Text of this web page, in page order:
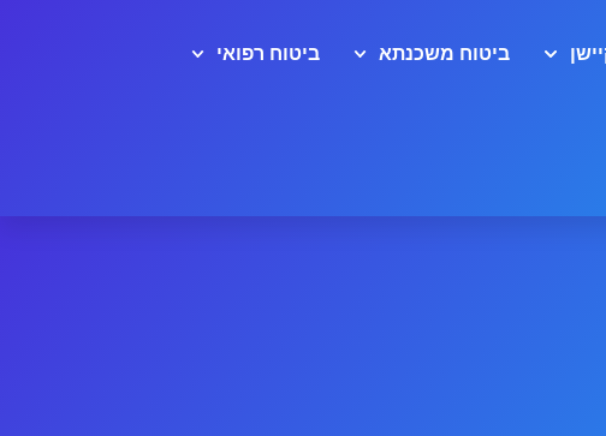
ביטוח משכנתא ביטוח רפואי